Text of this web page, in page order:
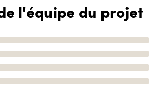
l'équipe du projet